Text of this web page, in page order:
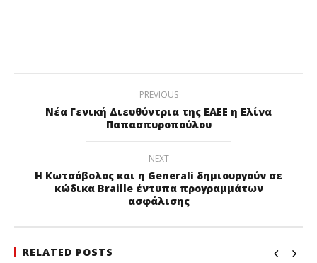
PREVIOUS
Νέα Γενική Διευθύντρια της ΕΑΕΕ η Ελίνα
Παπασπυροπούλου
NEXT
Η Κωτσόβολος και η Generali δημιουργούν σε
κώδικα Braille έντυπα προγραμμάτων
ασφάλισης
RELATED POSTS